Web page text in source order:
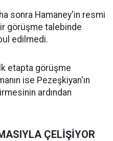
sonra Hamaney'in resmi
görüşme talebinde
edilmedi.
etapta görüşme
ise Pezeşkiyan'ın
ardından
ÇELİŞİYOR